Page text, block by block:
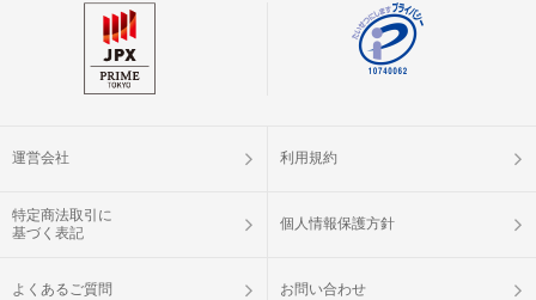
運営会社 利用規約
特定商法取引に
基づく表記
個人情報保護方針
よくあるご質問 お問い合わせ